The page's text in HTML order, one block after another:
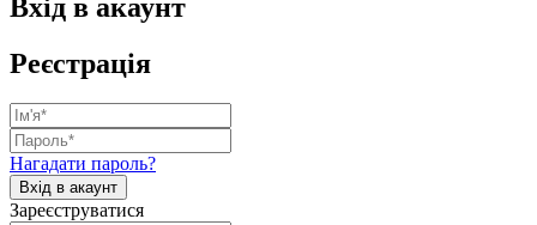
Вхід в акаунт
Реєстрація
Нагадати пароль?
Зареєструватися